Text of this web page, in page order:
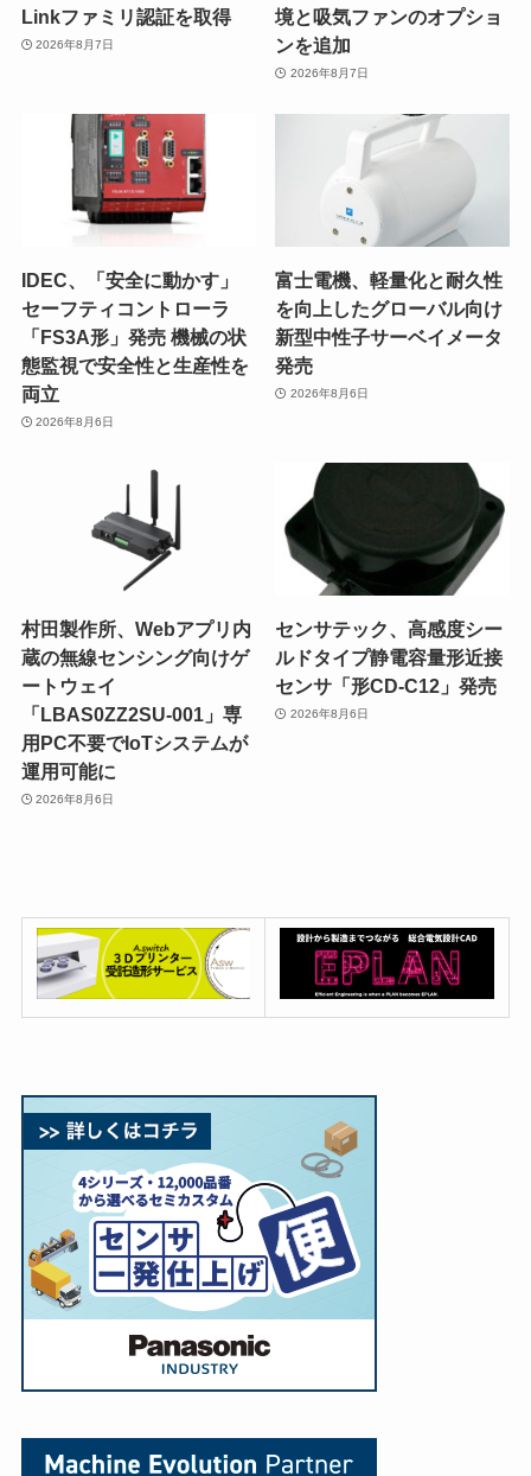
Linkファミリ認証を取得
2026年8月7日
境と吸気ファンのオプショ
ンを追加
2026年8月7日
IDEC、「安全に動かす」
セーフティコントローラ
「FS3A形」発売 機械の状
態監視で安全性と生産性を
両立
2026年8月6日
富士電機、軽量化と耐久性
を向上したグローバル向け
新型中性子サーベイメータ
発売
2026年8月6日
村田製作所、Webアプリ内
蔵の無線センシング向けゲ
ートウェイ
「LBAS0ZZ2SU-001」専
用PC不要でIoTシステムが
運用可能に
2026年8月6日
センサテック、高感度シー
ルドタイプ静電容量形近接
センサ「形CD-C12」発売
2026年8月6日